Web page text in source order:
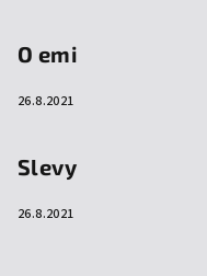
O emi
26.8.2021
Slevy
26.8.2021